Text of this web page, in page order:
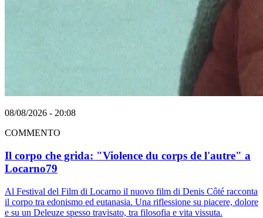
08/08/2026 - 20:08
COMMENTO
Il corpo che grida: "Violence du corps de l'autre" a
Locarno79
Al Festival del Film di Locarno il nuovo film di Denis Côté racconta
il corpo tra edonismo ed eutanasia. Una riflessione su piacere, dolore
e su un Deleuze spesso travisato, tra filosofia e vita vissuta.